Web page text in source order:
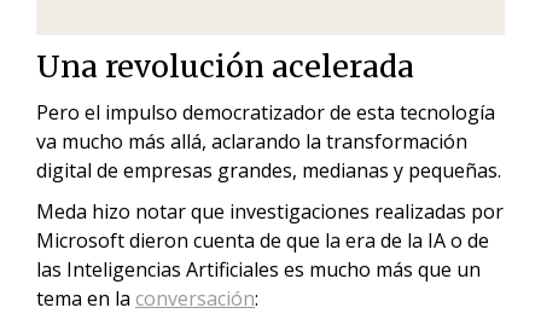
Una revolución acelerada
Pero el impulso democratizador de esta tecnología
va mucho más allá, aclarando la transformación
digital de empresas grandes, medianas y pequeñas.
Meda hizo notar que investigaciones realizadas por
Microsoft dieron cuenta de que la era de la IA o de
las Inteligencias Artificiales es mucho más que un
tema en la conversación: